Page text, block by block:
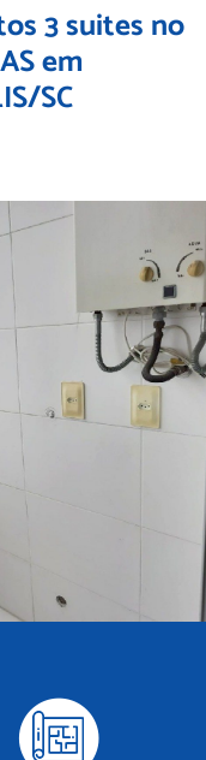
3 suites no
em
SC